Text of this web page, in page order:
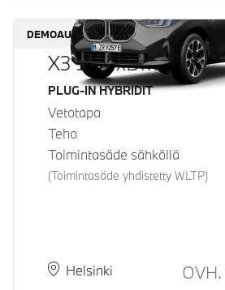
DEMOAUTO
X3 30e xDrive
Käyttövoima
PLUG-IN HYBRIDIT
Vetotapa
Teho
Toimintasäde sähköllä
(Toimintasäde yhdistetty WLTP)
Paikkakunta
Helsinki
Toimitusaika OVH.